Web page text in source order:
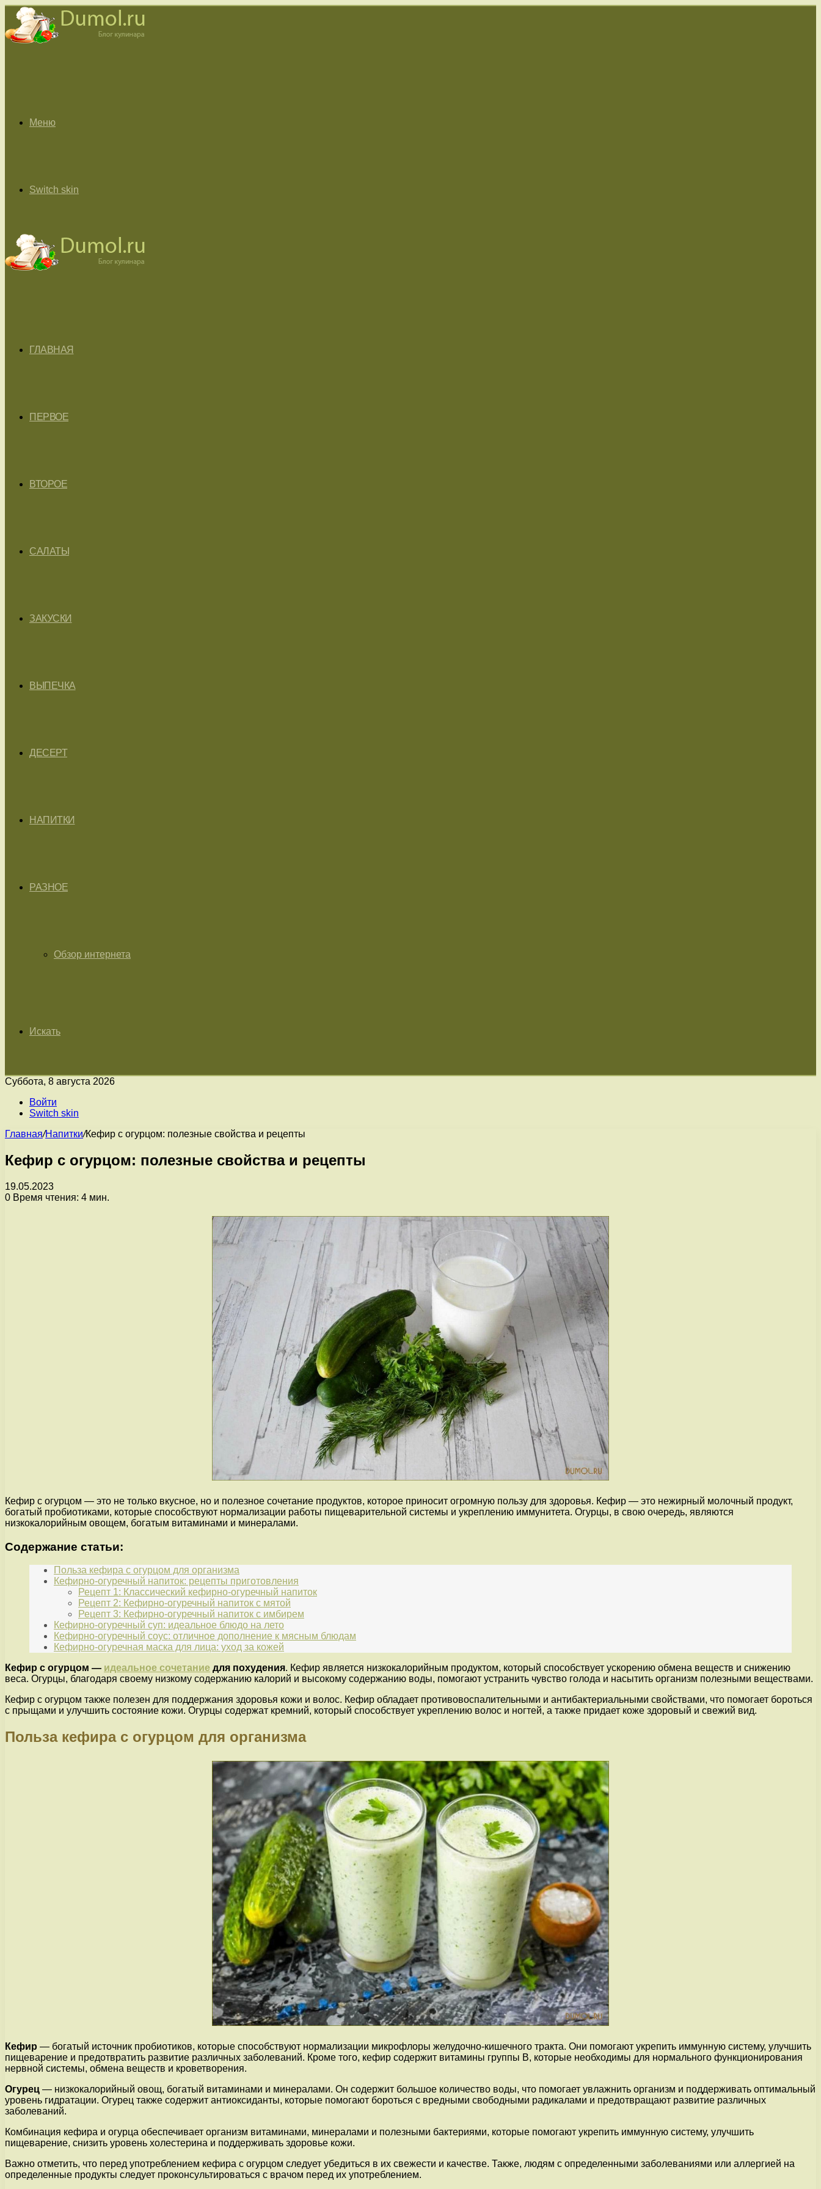
Меню
Switch skin
ГЛАВНАЯ
ПЕРВОЕ
ВТОРОЕ
САЛАТЫ
ЗАКУСКИ
ВЫПЕЧКА
ДЕСЕРТ
НАПИТКИ
РАЗНОЕ
Обзор интернета
Искать
Суббота, 8 августа 2026
Войти
Switch skin
Главная/Напитки/Кефир с огурцом: полезные свойства и рецепты
Кефир с огурцом: полезные свойства и рецепты
19.05.2023
0 Время чтения: 4 мин.
Кефир с огурцом — это не только вкусное, но и полезное сочетание продуктов, которое приносит огромную пользу для здоровья. Кефир — это нежирный молочный продукт,
богатый пробиотиками, которые способствуют нормализации работы пищеварительной системы и укреплению иммунитета. Огурцы, в свою очередь, являются
низкокалорийным овощем, богатым витаминами и минералами.
Содержание статьи:
Польза кефира с огурцом для организма
Кефирно-огуречный напиток: рецепты приготовления
Рецепт 1: Классический кефирно-огуречный напиток
Рецепт 2: Кефирно-огуречный напиток с мятой
Рецепт 3: Кефирно-огуречный напиток с имбирем
Кефирно-огуречный суп: идеальное блюдо на лето
Кефирно-огуречный соус: отличное дополнение к мясным блюдам
Кефирно-огуречная маска для лица: уход за кожей
Кефир с огурцом — идеальное сочетание для похудения. Кефир является низкокалорийным продуктом, который способствует ускорению обмена веществ и снижению
веса. Огурцы, благодаря своему низкому содержанию калорий и высокому содержанию воды, помогают устранить чувство голода и насытить организм полезными веществами.
Кефир с огурцом также полезен для поддержания здоровья кожи и волос. Кефир обладает противовоспалительными и антибактериальными свойствами, что помогает бороться
с прыщами и улучшить состояние кожи. Огурцы содержат кремний, который способствует укреплению волос и ногтей, а также придает коже здоровый и свежий вид.
Польза кефира с огурцом для организма
Кефир — богатый источник пробиотиков, которые способствуют нормализации микрофлоры желудочно-кишечного тракта. Они помогают укрепить иммунную систему, улучшить
пищеварение и предотвратить развитие различных заболеваний. Кроме того, кефир содержит витамины группы В, которые необходимы для нормального функционирования
нервной системы, обмена веществ и кроветворения.
Огурец — низкокалорийный овощ, богатый витаминами и минералами. Он содержит большое количество воды, что помогает увлажнить организм и поддерживать оптимальный
уровень гидратации. Огурец также содержит антиоксиданты, которые помогают бороться с вредными свободными радикалами и предотвращают развитие различных
заболеваний.
Комбинация кефира и огурца обеспечивает организм витаминами, минералами и полезными бактериями, которые помогают укрепить иммунную систему, улучшить
пищеварение, снизить уровень холестерина и поддерживать здоровье кожи.
Важно отметить, что перед употреблением кефира с огурцом следует убедиться в их свежести и качестве. Также, людям с определенными заболеваниями или аллергией на
определенные продукты следует проконсультироваться с врачом перед их употреблением.